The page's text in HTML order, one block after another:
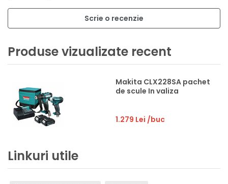
Scrie o recenzie
Produse vizualizate recent
Makita CLX228SA pachet
de scule In valiza
1.279 Lei /buc
Linkuri utile